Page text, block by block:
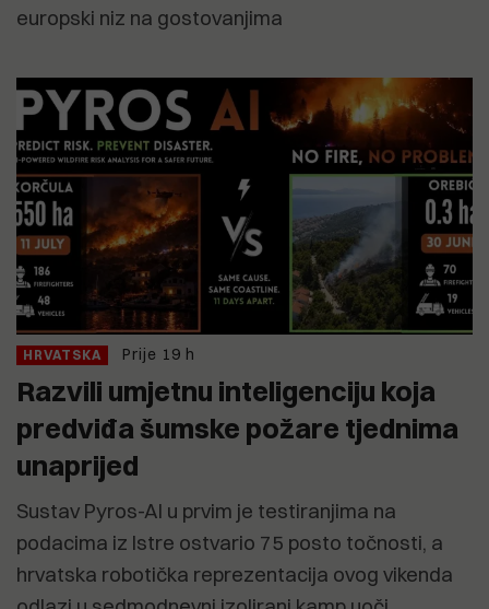
europski niz na gostovanjima
HRVATSKA Prije 19 h
Razvili umjetnu inteligenciju koja
predviđa šumske požare tjednima
unaprijed
Sustav Pyros-AI u prvim je testiranjima na
podacima iz Istre ostvario 75 posto točnosti, a
hrvatska robotička reprezentacija ovog vikenda